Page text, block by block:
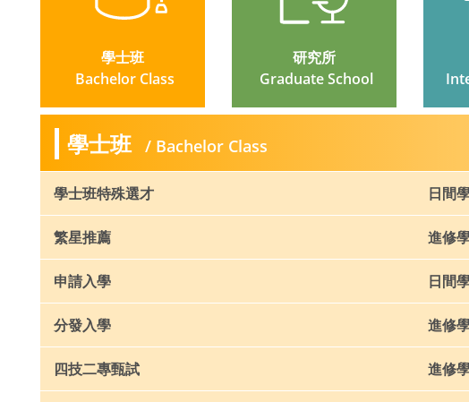
學士班
Bachelor Class
研究所
Graduate School
學士班 / Bachelor Class
學士班特殊選才
繁星推薦
申請入學
分發入學
四技二專甄試
日間
進修
日間
進修
進修